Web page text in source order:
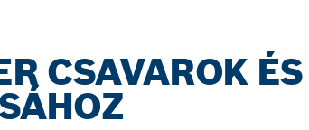
CSAVAROK